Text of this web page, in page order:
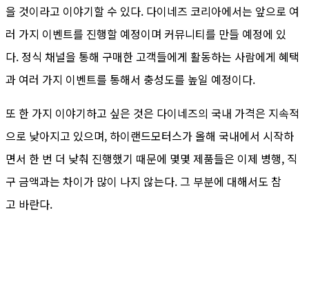
을 것이라고 이야기할 수 있다. 다이네즈 코리아에서는 앞으로 여
러 가지 이벤트를 진행할 예정이며 커뮤니티를 만들 예정에 있
다. 정식 채널을 통해 구매한 고객들에게 활동하는 사람에게 혜택
과 여러 가지 이벤트를 통해서 충성도를 높일 예정이다.
또 한 가지 이야기하고 싶은 것은 다이네즈의 국내 가격은 지속적
으로 낮아지고 있으며, 하이랜드모터스가 올해 국내에서 시작하
면서 한 번 더 낮춰 진행했기 때문에 몇몇 제품들은 이제 병행, 직
구 금액과는 차이가 많이 나지 않는다. 그 부분에 대해서도 참
고 바란다.